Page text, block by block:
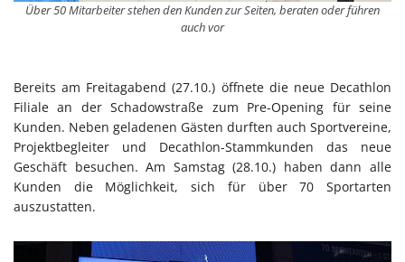
Über 50 Mitarbeiter stehen den Kunden zur Seiten, beraten oder führen
auch vor
Bereits am Freitagabend (27.10.) öffnete die neue Decathlon
Filiale an der Schadowstraße zum Pre-Opening für seine
Kunden. Neben geladenen Gästen durften auch Sportvereine,
Projektbegleiter und Decathlon-Stammkunden das neue
Geschäft besuchen. Am Samstag (28.10.) haben dann alle
Kunden die Möglichkeit, sich für über 70 Sportarten
auszustatten.